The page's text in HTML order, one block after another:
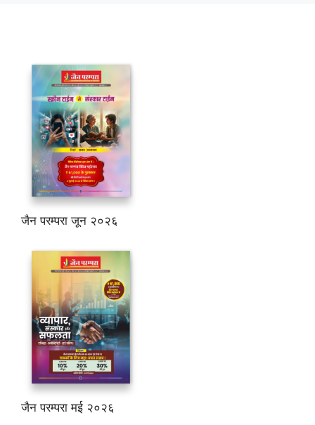
जैन परम्परा जून २०२६
जैन परम्परा मई २०२६